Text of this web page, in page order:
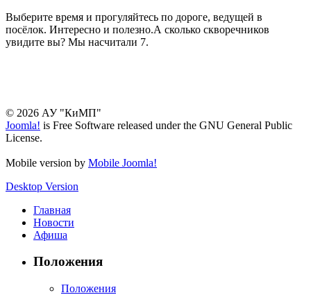
Выберите время и прогуляйтесь по дороге, ведущей в
посёлок. Интересно и полезно.А сколько скворечников
увидите вы? Мы насчитали 7.
© 2026 АУ "КиМП"
Joomla! is Free Software released under the GNU General Public
License.
Mobile version by Mobile Joomla!
Desktop Version
Главная
Новости
Афиша
Положения
Положения